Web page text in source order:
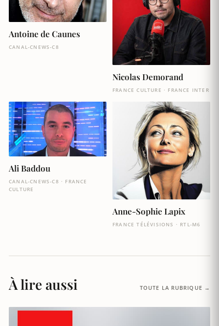
Antoine de Caunes
CANAL-CNEWS-C8
Nicolas Demorand
FRANCE CULTURE · FRANCE INTER
Ali Baddou
CANAL-CNEWS-C8 · FRANCE
CULTURE
Anne-Sophie Lapix
FRANCE TÉLÉVISIONS · RTL-M6
À lire aussi TOUTE LA RUBRIQUE →